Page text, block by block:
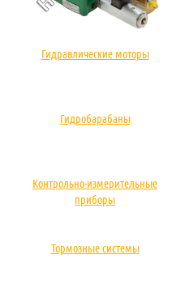
Гидравлические моторы
Гидробарабаны
Контрольно-измерительные
приборы
Тормозные системы